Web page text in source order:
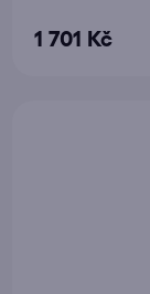
1 701 Kč